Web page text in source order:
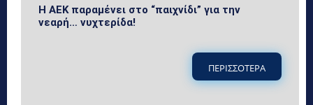
Η ΑΕΚ παραμένει στο “παιχνίδι” για την
νεαρή… νυχτερίδα!
ΠΕΡΙΣΣΟΤΕΡΑ